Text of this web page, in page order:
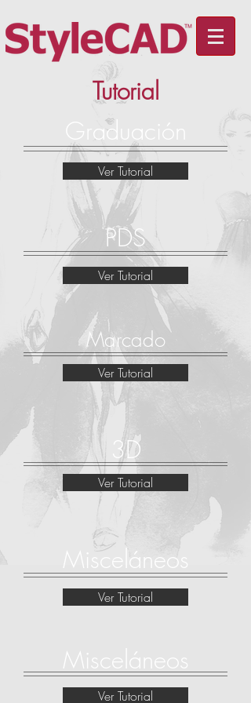
Tutorial
Graduación
Ver Tutorial
PDS
Ver Tutorial
Marcado
Ver Tutorial
3D
Ver Tutorial
Misceláneos
Ver Tutorial
Misceláneos
Ver Tutorial